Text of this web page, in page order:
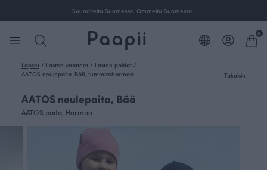
Ilmainen toimitus yli 100 € tilauksille Suomessa.
0
Lapset / Lasten vaatteet / Lasten paidat /
AATOS neulepaita, Bää, tummanharmaa
Takaisin
AATOS neulepaita, Bää
AATOS paita, Harmaa